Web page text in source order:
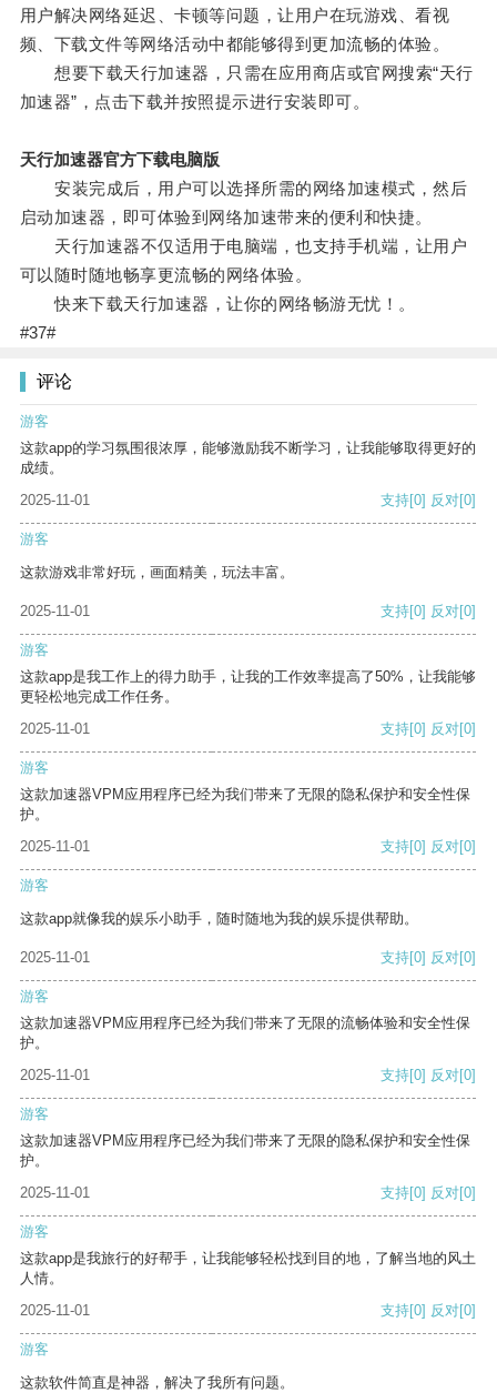
用户解决网络延迟、卡顿等问题，让用户在玩游戏、看视
频、下载文件等网络活动中都能够得到更加流畅的体验。
想要下载天行加速器，只需在应用商店或官网搜索“天行
加速器”，点击下载并按照提示进行安装即可。
天行加速器官方下载电脑版
安装完成后，用户可以选择所需的网络加速模式，然后
启动加速器，即可体验到网络加速带来的便利和快捷。
天行加速器不仅适用于电脑端，也支持手机端，让用户
可以随时随地畅享更流畅的网络体验。
快来下载天行加速器，让你的网络畅游无忧！。
#37#
评论
游客
这款app的学习氛围很浓厚，能够激励我不断学习，让我能够取得更好的
成绩。
2025-11-01
支持[0] 反对[0]
游客
这款游戏非常好玩，画面精美，玩法丰富。
2025-11-01 支持[0] 反对[0]
游客
这款app是我工作上的得力助手，让我的工作效率提高了50%，让我能够
更轻松地完成工作任务。
2025-11-01
支持[0] 反对[0]
游客
这款加速器VPM应用程序已经为我们带来了无限的隐私保护和安全性保
护。
2025-11-01
支持[0] 反对[0]
游客
这款app就像我的娱乐小助手，随时随地为我的娱乐提供帮助。
2025-11-01 支持[0] 反对[0]
游客
这款加速器VPM应用程序已经为我们带来了无限的流畅体验和安全性保
护。
2025-11-01
支持[0] 反对[0]
游客
这款加速器VPM应用程序已经为我们带来了无限的隐私保护和安全性保
护。
2025-11-01
支持[0] 反对[0]
游客
这款app是我旅行的好帮手，让我能够轻松找到目的地，了解当地的风土
人情。
2025-11-01
支持[0] 反对[0]
游客
这款软件简直是神器，解决了我所有问题。